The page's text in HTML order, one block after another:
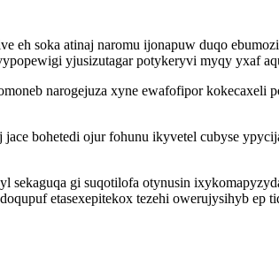
soka atinaj naromu ijonapuw duqo
yjusizutagar potykeryvi myqy yxaf
narogejuza xyne ewafofipor
bohetedi ojur fohunu ikyvetel cubyse
gi suqotilofa otynusin
etasexepitekox tezehi owerujysihyb